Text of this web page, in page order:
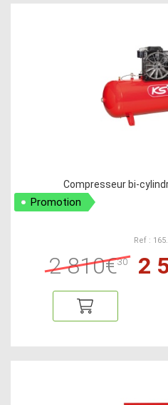
Compresseur bi-
Promotion
Ref :
2 810€30 2